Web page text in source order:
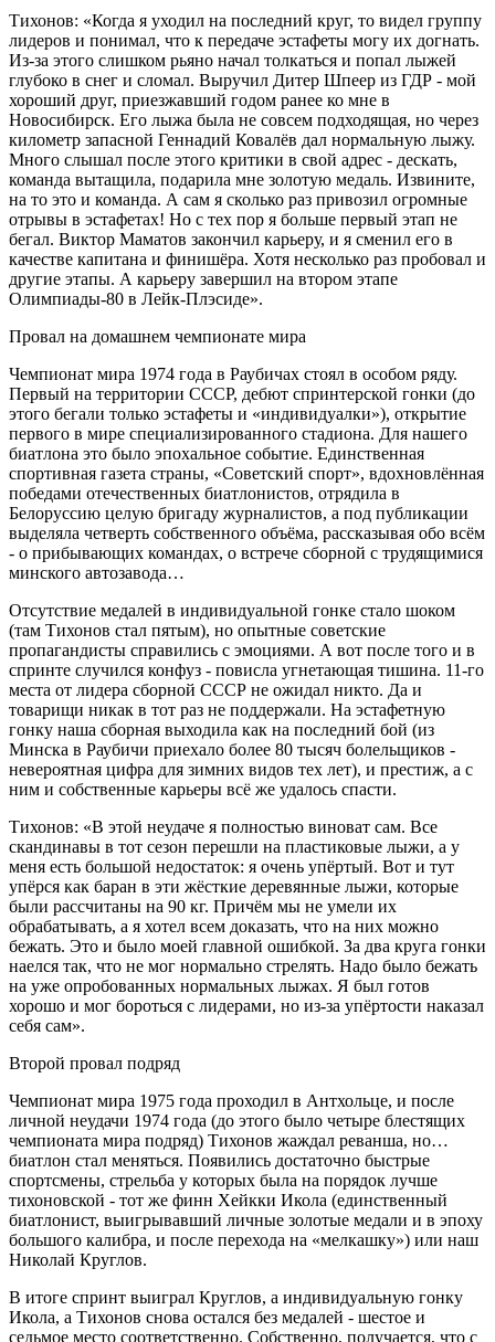
Тихонов: «Когда я уходил на последний круг, то видел группу
лидеров и понимал, что к передаче эстафеты могу их догнать.
Из-за этого слишком рьяно начал толкаться и попал лыжей
глубоко в снег и сломал. Выручил Дитер Шпеер из ГДР - мой
хороший друг, приезжавший годом ранее ко мне в
Новосибирск. Его лыжа была не совсем подходящая, но через
километр запасной Геннадий Ковалёв дал нормальную лыжу.
Много слышал после этого критики в свой адрес - дескать,
команда вытащила, подарила мне золотую медаль. Извините,
на то это и команда. А сам я сколько раз привозил огромные
отрывы в эстафетах! Но с тех пор я больше первый этап не
бегал. Виктор Маматов закончил карьеру, и я сменил его в
качестве капитана и финишёра. Хотя несколько раз пробовал и
другие этапы. А карьеру завершил на втором этапе
Олимпиады-80 в Лейк-Плэсиде».
Провал на домашнем чемпионате мира
Чемпионат мира 1974 года в Раубичах стоял в особом ряду.
Первый на территории СССР, дебют спринтерской гонки (до
этого бегали только эстафеты и «индивидуалки»), открытие
первого в мире специализированного стадиона. Для нашего
биатлона это было эпохальное событие. Единственная
спортивная газета страны, «Советский спорт», вдохновлённая
победами отечественных биатлонистов, отрядила в
Белоруссию целую бригаду журналистов, а под публикации
выделяла четверть собственного объёма, рассказывая обо всём
- о прибывающих командах, о встрече сборной с трудящимися
минского автозавода…
Отсутствие медалей в индивидуальной гонке стало шоком
(там Тихонов стал пятым), но опытные советские
пропагандисты справились с эмоциями. А вот после того и в
спринте случился конфуз - повисла угнетающая тишина. 11-го
места от лидера сборной СССР не ожидал никто. Да и
товарищи никак в тот раз не поддержали. На эстафетную
гонку наша сборная выходила как на последний бой (из
Минска в Раубичи приехало более 80 тысяч болельщиков -
невероятная цифра для зимних видов тех лет), и престиж, а с
ним и собственные карьеры всё же удалось спасти.
Тихонов: «В этой неудаче я полностью виноват сам. Все
скандинавы в тот сезон перешли на пластиковые лыжи, а у
меня есть большой недостаток: я очень упёртый. Вот и тут
упёрся как баран в эти жёсткие деревянные лыжи, которые
были рассчитаны на 90 кг. Причём мы не умели их
обрабатывать, а я хотел всем доказать, что на них можно
бежать. Это и было моей главной ошибкой. За два круга гонки
наелся так, что не мог нормально стрелять. Надо было бежать
на уже опробованных нормальных лыжах. Я был готов
хорошо и мог бороться с лидерами, но из-за упёртости наказал
себя сам».
Второй провал подряд
Чемпионат мира 1975 года проходил в Антхольце, и после
личной неудачи 1974 года (до этого было четыре блестящих
чемпионата мира подряд) Тихонов жаждал реванша, но…
биатлон стал меняться. Появились достаточно быстрые
спортсмены, стрельба у которых была на порядок лучше
тихоновской - тот же финн Хейкки Икола (единственный
биатлонист, выигрывавший личные золотые медали и в эпоху
большого калибра, и после перехода на «мелкашку») или наш
Николай Круглов.
В итоге спринт выиграл Круглов, а индивидуальную гонку
Икола, а Тихонов снова остался без медалей - шестое и
седьмое место соответственно. Собственно, получается, что с